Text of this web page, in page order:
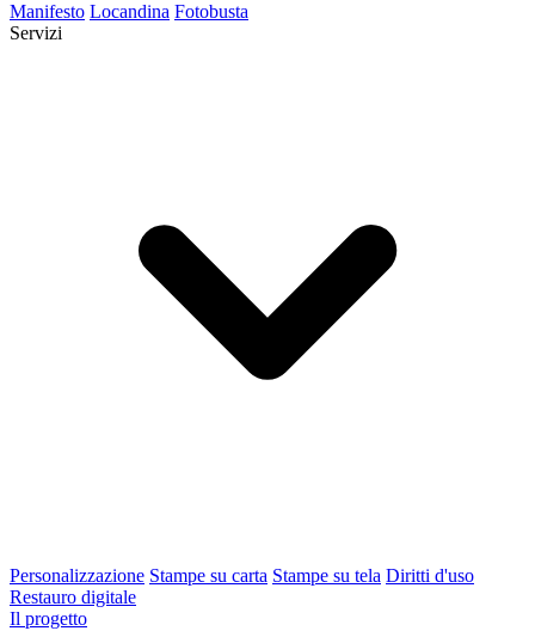
Manifesto Locandina Fotobusta
Servizi
Personalizzazione Stampe su carta Stampe su tela Diritti d'uso
Restauro digitale
Il progetto